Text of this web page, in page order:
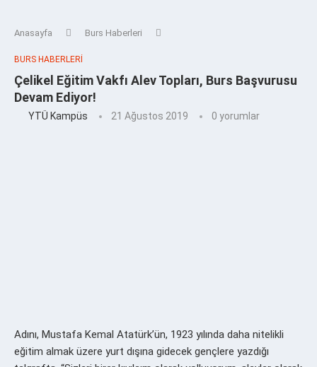
Anasayfa Burs Haberleri
BURS HABERLERI
Çelikel Eğitim Vakfı Alev Topları, Burs Başvurusu
Devam Ediyor!
YTÜ Kampüs 21 Ağustos 2019 0 yorumlar
Adını, Mustafa Kemal Atatürk’ün, 1923 yılında daha nitelikli
eğitim almak üzere yurt dışına gidecek gençlere yazdığı